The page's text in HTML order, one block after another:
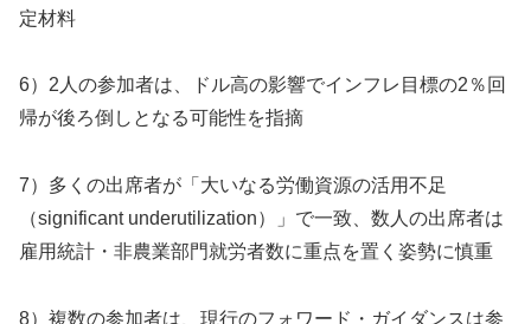
定材料
6）2人の参加者は、ドル高の影響でインフレ目標の2％回
帰が後ろ倒しとなる可能性を指摘
7）多くの出席者が「大いなる労働資源の活用不足
（significant underutilization）」で一致、数人の出席者は
雇用統計・非農業部門就労者数に重点を置く姿勢に慎重
8）複数の参加者は、現行のフォワード・ガイダンスは参